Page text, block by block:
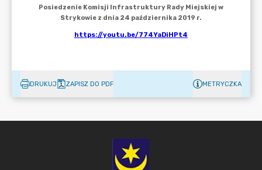
DRUKUJ ZAPISZ DO PDF METRYCZKA